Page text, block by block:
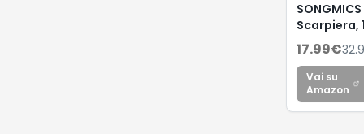
SONGMICS
Scarpiera,
Ripiani,
Ingresso 28
160 cm con
Copertura
17.99€
Vai su
Amazon